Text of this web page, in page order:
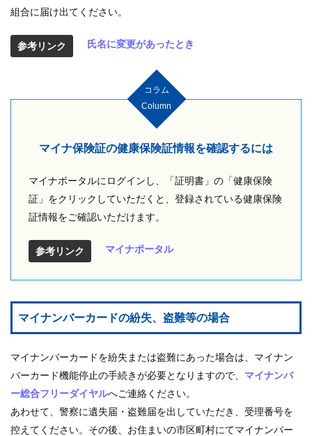
組合に届け出てください。
参考リンク 氏名に変更があったとき
コラム
Column
マイナ保険証の健康保険証情報を確認するには
マイナポータルにログインし、「証明書」の「健康保険
証」をクリックしていただくと、登録されている健康保険
証情報をご確認いただけます。
参考リンク マイナポータル
マイナンバーカードの紛失、盗難等の場合
マイナンバーカードを紛失または盗難にあった場合は、マイナン
バーカード機能停止の手続きが必要となりますので、 マイナンバ
ー総合フリーダイヤルへご連絡ください。
あわせて、警察に遺失届・盗難届を出していただき、受理番号を
控えてください。その後、お住まいの市区町村にてマイナンバー